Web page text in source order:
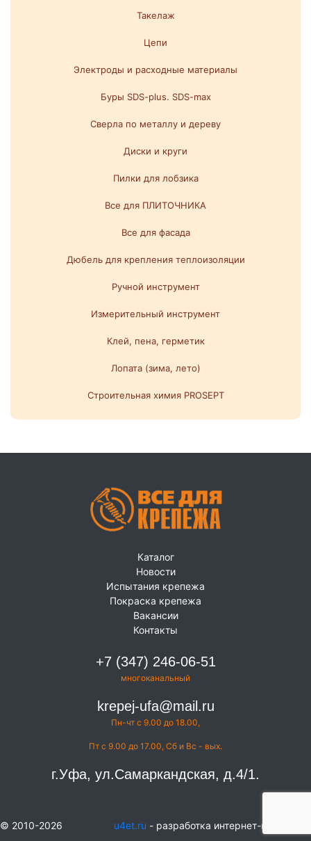
Такелаж
Цепи
Электроды и расходные материалы
Буры SDS-plus. SDS-max
Сверла по металлу и дереву
Диски и круги
Пилки для лобзика
Все для ПЛИТОЧНИКА
Все для фасада
Дюбель для крепления теплоизоляции
Ручной инструмент
Измерительный инструмент
Клей, пена, герметик
Лопата (зима, лето)
Строительная химия PROSEPT
Каталог
Новости
Испытания крепежа
Покраска крепежа
Вакансии
Контакты
+7 (347) 246-06-51
многоканальный
krepej-ufa@mail.ru
Пн-чт с 9.00 до 18.00,
Пт с 9.00 до 17.00, Сб и Вс - вых.
г.Уфа, ул.Самаркандская, д.4/1.
© 2010-2026 u4et.ru - разработка интернет-магазинов